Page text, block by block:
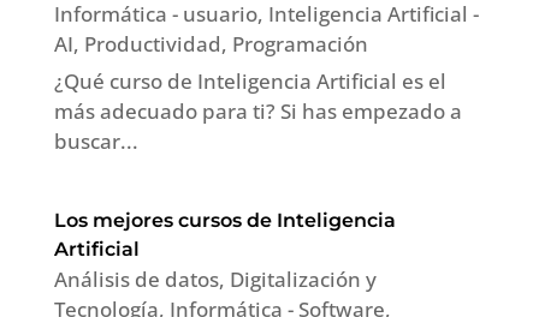
Informática - usuario, Inteligencia Artificial -
AI, Productividad, Programación
¿Qué curso de Inteligencia Artificial es el
más adecuado para ti? Si has empezado a
buscar...
Los mejores cursos de Inteligencia
Artificial
Análisis de datos, Digitalización y
Tecnología, Informática - Software,